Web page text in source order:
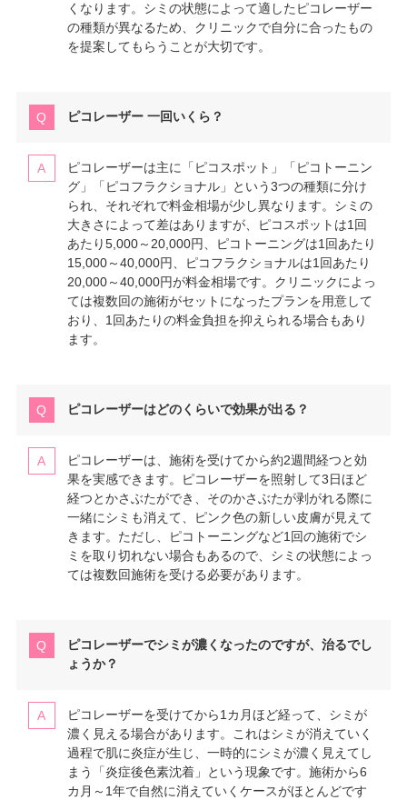
くなります。シミの状態によって適したピコレーザー
の種類が異なるため、クリニックで自分に合ったもの
を提案してもらうことが大切です。
ピコレーザー 一回いくら？
ピコレーザーは主に「ピコスポット」「ピコトーニン
グ」「ピコフラクショナル」という3つの種類に分け
られ、それぞれで料金相場が少し異なります。シミの
大きさによって差はありますが、ピコスポットは1回
あたり5,000～20,000円、ピコトーニングは1回あたり
15,000～40,000円、ピコフラクショナルは1回あたり
20,000～40,000円が料金相場です。クリニックによっ
ては複数回の施術がセットになったプランを用意して
おり、1回あたりの料金負担を抑えられる場合もあり
ます。
ピコレーザーはどのくらいで効果が出る？
ピコレーザーは、施術を受けてから約2週間経つと効
果を実感できます。ピコレーザーを照射して3日ほど
経つとかさぶたができ、そのかさぶたが剥がれる際に
一緒にシミも消えて、ピンク色の新しい皮膚が見えて
きます。ただし、ピコトーニングなど1回の施術でシ
ミを取り切れない場合もあるので、シミの状態によっ
ては複数回施術を受ける必要があります。
ピコレーザーでシミが濃くなったのですが、治るでし
ょうか？
ピコレーザーを受けてから1カ月ほど経って、シミが
濃く見える場合があります。これはシミが消えていく
過程で肌に炎症が生じ、一時的にシミが濃く見えてし
まう「炎症後色素沈着」という現象です。施術から6
カ月～1年で自然に消えていくケースがほとんどです